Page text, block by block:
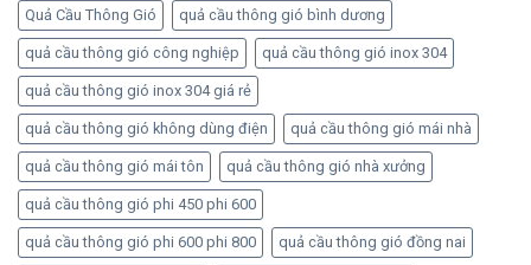
Quả Cầu Thông Gió quả cầu thông gió bình dương
quả cầu thông gió công nghiệp quả cầu thông gió inox 304
quả cầu thông gió inox 304 giá rẻ
quả cầu thông gió không dùng điện quả cầu thông gió mái nhà
quả cầu thông gió mái tôn quả cầu thông gió nhà xưởng
quả cầu thông gió phi 450 phi 600
quả cầu thông gió phi 600 phi 800 quả cầu thông gió đồng nai